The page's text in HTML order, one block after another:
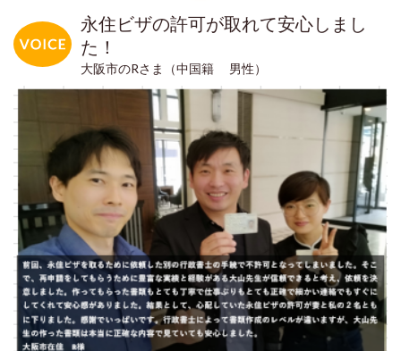
永住ビザの許可が取れて安心しまし
た！
大阪市のRさま（中国籍 男性）